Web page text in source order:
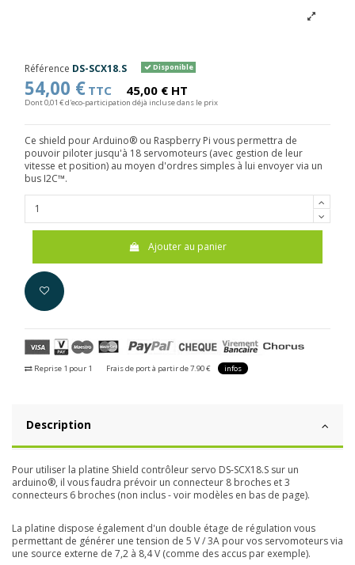
Référence DS-SCX18.S Disponible
54,00 € TTC 45,00 € HT
Dont 0,01 € d'eco-participation déjà incluse dans le prix
Ce shield pour Arduino® ou Raspberry Pi vous permettra de
pouvoir piloter jusqu'à 18 servomoteurs (avec gestion de leur
vitesse et position) au moyen d'ordres simples à lui envoyer via un
bus I2C™.
Ajouter au panier
Reprise 1 pour 1 Frais de port à partir de 7.90 € infos
Description
Pour utiliser la platine Shield contrôleur servo DS-SCX18.S sur un
arduino®, il vous faudra prévoir un connecteur 8 broches et 3
connecteurs 6 broches (non inclus - voir modèles en bas de page).
La platine dispose également d'un double étage de régulation vous
permettant de générer une tension de 5 V / 3A pour vos servomoteurs via
une source externe de 7,2 à 8,4 V (comme des accus par exemple).